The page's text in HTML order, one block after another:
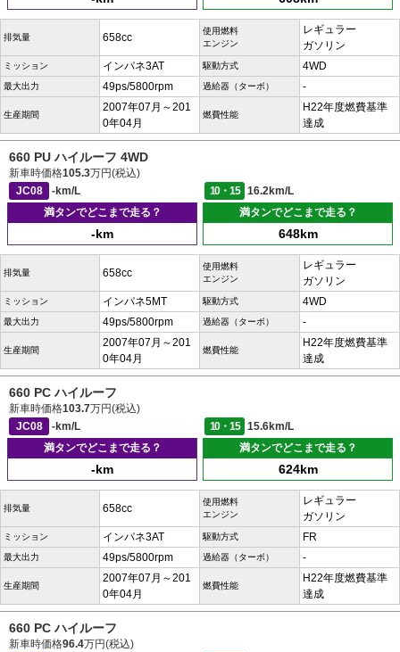
排気量 658cc
使用燃料
エンジン
レギュラー
ガソリン
ミッション インパネ3AT 駆動方式 4WD
最大出力 49ps/5800rpm 過給器（ターボ） -
生産期間
2007年07月～201
0年04月
燃費性能
H22年度燃費基準
達成
660 PU ハイルーフ 4WD
新車時価格105.3万円(税込)
JC08
-km/L 10・15
16.2km/L
満タンでどこまで走る？
-km
満タンでどこまで走る？
648km
排気量 658cc
使用燃料
エンジン
レギュラー
ガソリン
ミッション インパネ5MT 駆動方式 4WD
最大出力 49ps/5800rpm 過給器（ターボ） -
生産期間
2007年07月～201
0年04月
燃費性能
H22年度燃費基準
達成
660 PC ハイルーフ
新車時価格103.7万円(税込)
JC08
-km/L 10・15
15.6km/L
満タンでどこまで走る？
-km
満タンでどこまで走る？
624km
排気量 658cc
使用燃料
エンジン
レギュラー
ガソリン
ミッション インパネ3AT 駆動方式 FR
最大出力 49ps/5800rpm 過給器（ターボ） -
生産期間
2007年07月～201
0年04月
燃費性能
H22年度燃費基準
達成
660 PC ハイルーフ
新車時価格96.4万円(税込)